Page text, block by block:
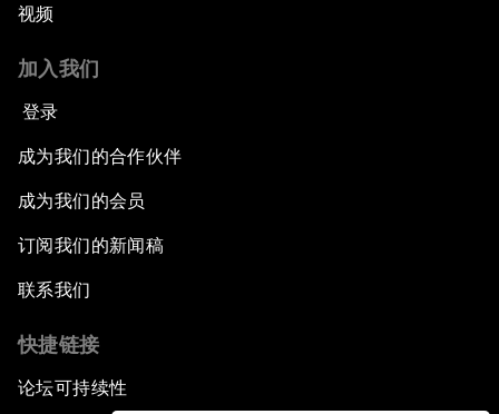
视频
加入我们
登录
成为我们的合作伙伴
成为我们的会员
订阅我们的新闻稿
联系我们
快捷链接
论坛可持续性